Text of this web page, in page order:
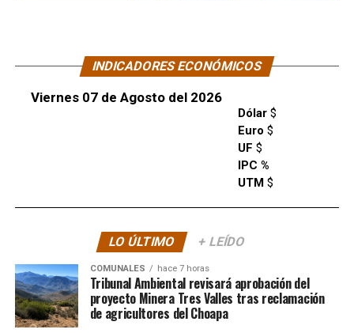
INDICADORES ECONÓMICOS
Viernes 07 de Agosto del 2026
Dólar$
Euro $
UF $
IPC %
UTM$
LO ÚLTIMO + LEÍDO
COMUNALES hace 7 horas
Tribunal Ambiental revisará aprobación del
proyecto Minera Tres Valles tras reclamación
de agricultores del Choapa